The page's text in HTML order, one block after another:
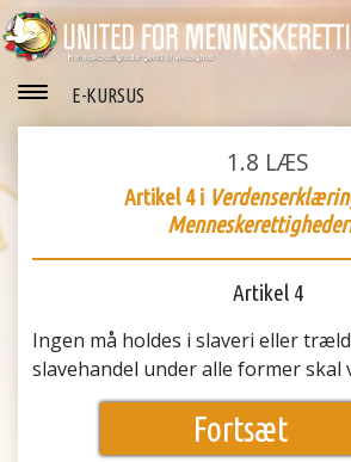
E-KURSUS
1.8 LÆS
Artikel 4 i
Artikel 4
Ingen må holdes i slaveri eller
slavehandel under alle former
Fortsæt